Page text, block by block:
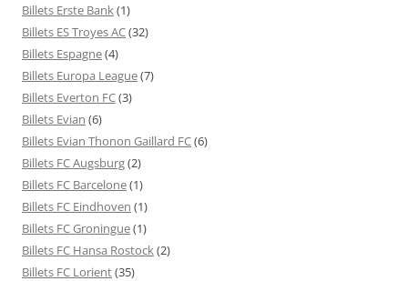
Billets Erste Bank(1)
Billets ES Troyes AC(32)
Billets Espagne(4)
Billets Europa League(7)
Billets Everton FC(3)
Billets Evian (6)
Billets Evian Thonon Gaillard FC(6)
Billets FC Augsburg(2)
Billets FC Barcelone(1)
Billets FC Eindhoven (1)
Billets FC Groningue(1)
Billets FC Hansa Rostock(2)
Billets FC Lorient(35)